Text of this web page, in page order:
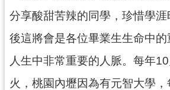
站
導
覽
分享酸甜苦辣的同學，珍惜學
後這將會是各位畢業生生命中
人生中非常重要的人脈。每年
火，桃園內壢因為有元智大學